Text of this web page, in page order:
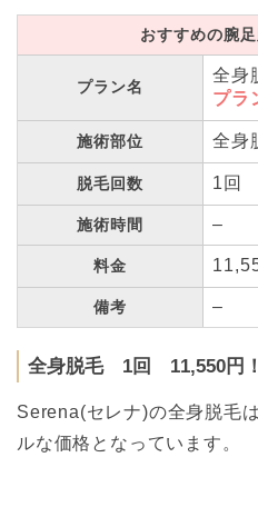
おすすめの腕
プラン名
全
プラ
施術部位 全身
脱毛回数 1回
施術時間 –
料金
備考 –
全身脱毛 1回 11,550円！
Serena(セレナ)の全身脱毛
ルな価格となっています。